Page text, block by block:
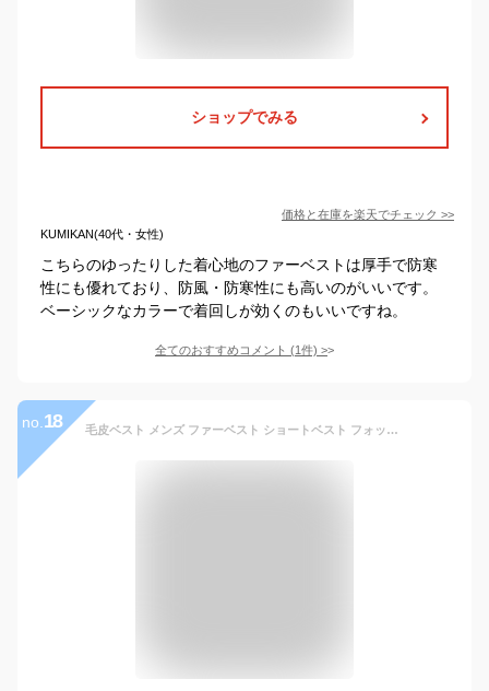
ショップでみる
価格と在庫を楽天でチェック >>
KUMIKAN(40代・女性)
こちらのゆったりした着心地のファーベストは厚手で防寒
性にも優れており、防風・防寒性にも高いのがいいです。
ベーシックなカラーで着回しが効くのもいいですね。
全てのおすすめコメント (1件) >
no. 18 毛皮ベスト メンズ ファーベスト ショートベスト フォックス フェイクファー フード付き おしゃれ アウター 暖かい 冬物 防寒 上着 防風 人気 秋冬 新作 送料無料